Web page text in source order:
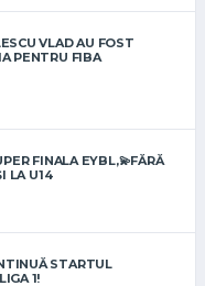
VLAD AU FOST
PENTRU FIBA
FINALA EYBL,💫FĂRĂ
LA U14
STARTUL
1!